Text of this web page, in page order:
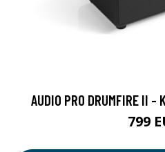
AUDIO PRO DRUMFIRE II -
799